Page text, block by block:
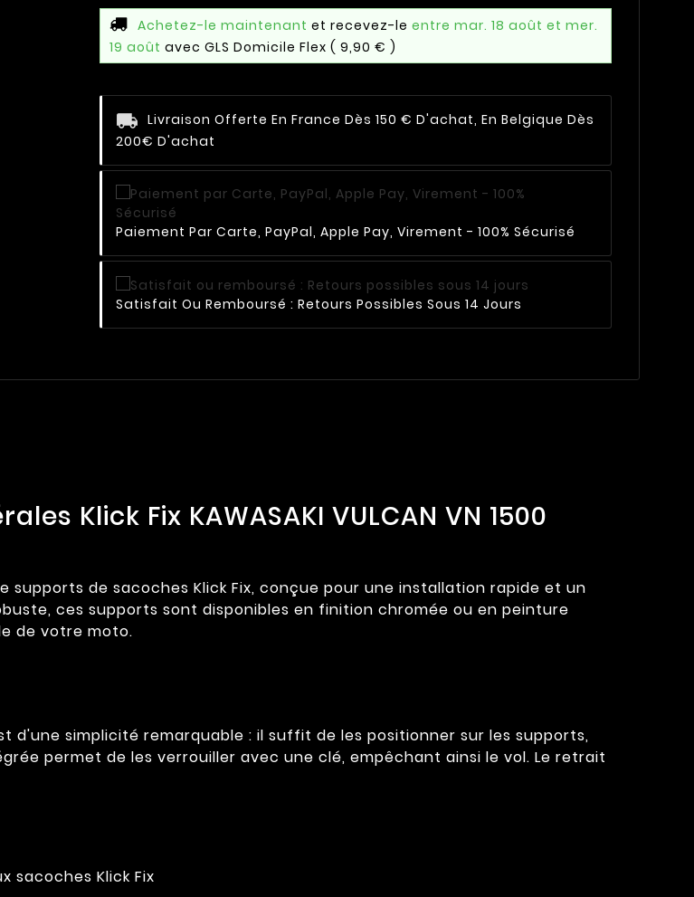
Achetez-le maintenant et recevez-le entre mar. 18 août et mer.
19 août avec GLS Domicile Flex ( 9,90 € )
Livraison Offerte En France Dès 150 € D'achat, En Belgique Dès
200€ D'achat
Paiement Par Carte, PayPal, Apple Pay, Virement - 100% Sécurisé
Satisfait Ou Remboursé : Retours Possibles Sous 14 Jours
Klick Fix KAWASAKI VULCAN VN 1500
de sacoches Klick Fix, conçue pour une installation rapide et un
ces supports sont disponibles en finition chromée ou en peinture
de votre moto.
d'une simplicité remarquable : il suffit de les positionner sur les supports,
permet de les verrouiller avec une clé, empêchant ainsi le vol. Le retrait
sacoches Klick Fix